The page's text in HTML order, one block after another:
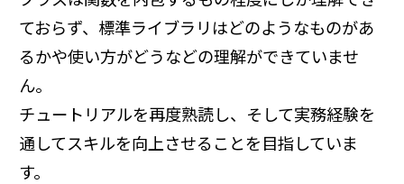
ておらず、標準ライブラリはどのようなものがあ
るかや使い方がどうなどの理解ができていませ
ん。
チュートリアルを再度熟読し、そして実務経験を
通してスキルを向上させることを目指していま
す。